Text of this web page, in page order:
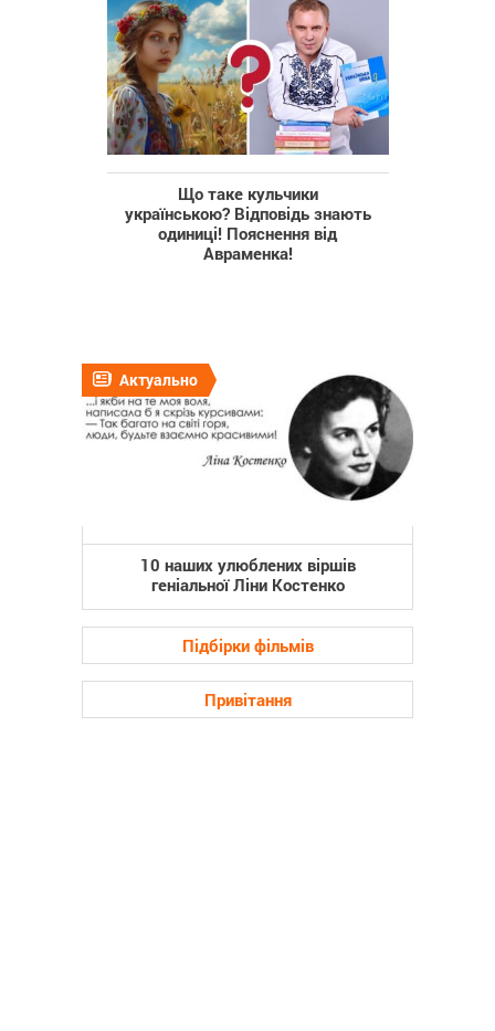
Що таке кульчики
українською? Відповідь знають
одиниці! Пояснення від
Авраменка!
Актуально
10 наших улюблених віршів
геніальної Ліни Костенко
Підбірки фільмів
Привітання